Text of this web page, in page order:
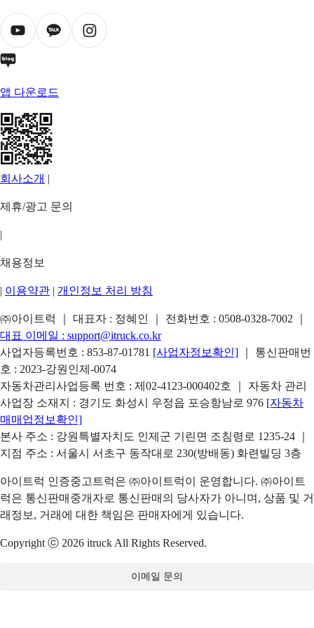
앱 다운로드
회사소개 |
제휴/광고 문의
|
채용정보
| 이용약관 | 개인정보 처리 방침
㈜아이트럭 ｜ 대표자 : 정혜인 ｜ 전화번호 : 0508-0328-7002
대표 이메일 : support@itruck.co.kr
사업자등록번호 : 853-87-01781 [사업자정보확인]
｜ 통신판매번
호 : 2023-강원인제-0074
자동차관리사업등록 번호 : 제02-4123-000402호 ｜ 자동차 관리
사업장 소재지 : 경기도 화성시 우정읍 포승항남로 976 [자동차
매매업정보확인]
본사 주소 : 강원특별자치도 인제군 기린면 조침령로 1235-24 ｜
지점 주소 : 서울시 서초구 동작대로 230(방배동) 화련빌딩 3층
아이트럭 인증중고트럭은 ㈜아이트럭이 운영합니다. ㈜아이트
럭은 통신판매중개자로 통신판매의 당사자가 아니며, 상품 및 거
래정보, 거래에 대한 책임은 판매자에게 있습니다.
Copyright ⓒ 2026 itruck All Rights Reserved.
이메일 문의